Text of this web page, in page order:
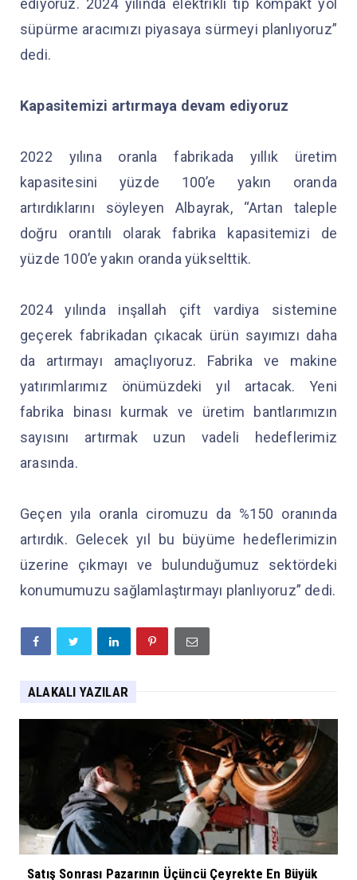
süpürme aracımızı piyasaya sürmeyi planlıyoruz”
dedi.
Kapasitemizi artırmaya devam ediyoruz
2022 yılına oranla fabrikada yıllık üretim
kapasitesini yüzde 100’e yakın oranda
artırdıklarını söyleyen Albayrak, “Artan taleple
doğru orantılı olarak fabrika kapasitemizi de
yüzde 100’e yakın oranda yükselttik.
2024 yılında inşallah çift vardiya sistemine
geçerek fabrikadan çıkacak ürün sayımızı daha
da artırmayı amaçlıyoruz. Fabrika ve makine
yatırımlarımız önümüzdeki yıl artacak. Yeni
fabrika binası kurmak ve üretim bantlarımızın
sayısını artırmak uzun vadeli hedeflerimiz
arasında.
Geçen yıla oranla ciromuzu da %150 oranında
artırdık. Gelecek yıl bu büyüme hedeflerimizin
üzerine çıkmayı ve bulunduğumuz sektördeki
konumumuzu sağlamlaştırmayı planlıyoruz” dedi.
ALAKALI YAZILAR
Satış Sonrası Pazarının Üçüncü Çeyrekte En Büyük